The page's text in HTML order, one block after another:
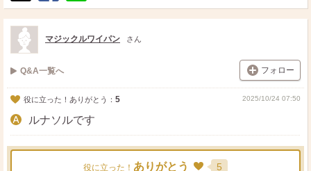
ポ
ス
ト
シ
ェ
送
る
マジックルワイパン さん
Q&A一覧へ フォロー
役に立った！ありがとう： 5 2025/10/24 07:50
ルナソルです
役に立った！ ありがとう 5